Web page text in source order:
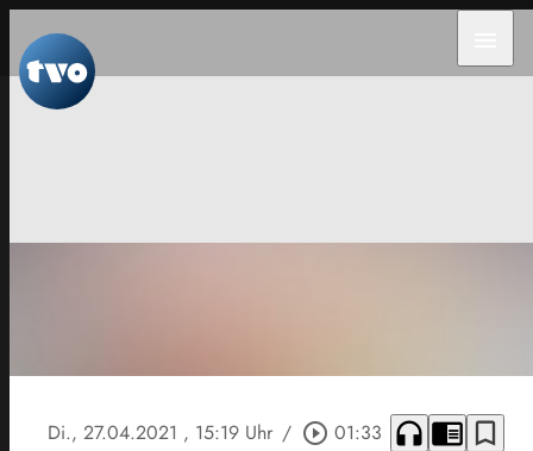
Di., 27.04.2021 , 15:19 Uhr / play_circle_outline 01:33 headphones chrome_reader_mode bookmark_border